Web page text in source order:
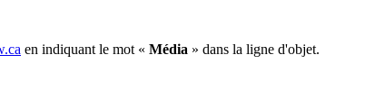
en indiquant le mot « Média » dans la ligne d'objet.